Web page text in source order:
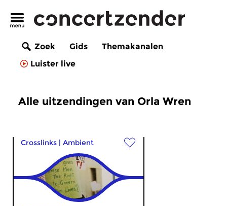
Zoek Gids
Themakanalen
Luister live
Alle uitzendingen van Orla Wren
Crosslinks | Ambient